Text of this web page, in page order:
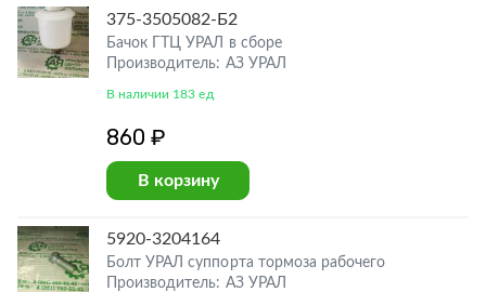
375-3505082-Б2
Бачок ГТЦ УРАЛ в сборе
Производитель: АЗ УРАЛ
В наличии 183 ед
860 ₽
В корзину
5920-3204164
Болт УРАЛ суппорта тормоза рабочего
Производитель: АЗ УРАЛ